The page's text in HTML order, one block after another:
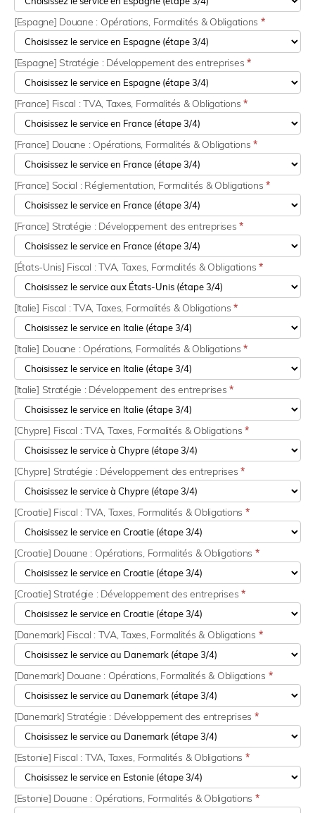
[Espagne] Douane : Opérations, Formalités & Obligations *
[Espagne] Stratégie : Développement des entreprises *
[France] Fiscal : TVA, Taxes, Formalités & Obligations*
[France] Douane : Opérations, Formalités & Obligations*
[France] Social : Réglementation, Formalités & Obligations*
[France] Stratégie : Développement des entreprises*
[États-Unis] Fiscal : TVA, Taxes, Formalités & Obligations*
[Italie] Fiscal : TVA, Taxes, Formalités & Obligations*
[Italie] Douane : Opérations, Formalités & Obligations*
[Italie] Stratégie : Développement des entreprises*
[Chypre] Fiscal : TVA, Taxes, Formalités & Obligations*
[Chypre] Stratégie : Développement des entreprises*
[Croatie] Fiscal : TVA, Taxes, Formalités & Obligations *
[Croatie] Douane : Opérations, Formalités & Obligations *
[Croatie] Stratégie : Développement des entreprises *
[Danemark] Fiscal : TVA, Taxes, Formalités & Obligations *
[Danemark] Douane : Opérations, Formalités & Obligations *
[Danemark] Stratégie : Développement des entreprises *
[Estonie] Fiscal : TVA, Taxes, Formalités & Obligations *
[Estonie] Douane : Opérations, Formalités & Obligations *